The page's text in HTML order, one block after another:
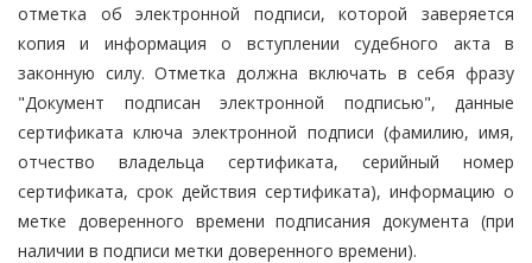
отметка об электронной подписи, которой заверяется
копия и информация о вступлении судебного акта в
законную силу. Отметка должна включать в себя фразу
"Документ подписан электронной подписью", данные
сертификата ключа электронной подписи (фамилию, имя,
отчество владельца сертификата, серийный номер
сертификата, срок действия сертификата), информацию о
метке доверенного времени подписания документа (при
наличии в подписи метки доверенного времени).